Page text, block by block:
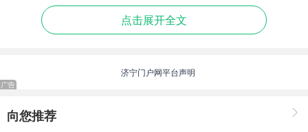
点击展开全文
济宁门户网平台声明
向您推荐